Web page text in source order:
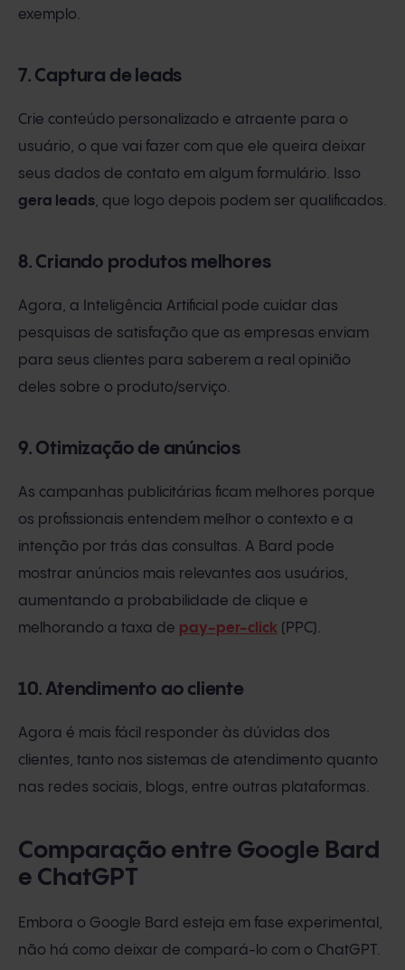
exemplo.
7. Captura de leads
Crie conteúdo personalizado e atraente para o
usuário, o que vai fazer com que ele queira deixar
seus dados de contato em algum formulário. Isso
gera leads, que logo depois podem ser qualificados.
8. Criando produtos melhores
Agora, a Inteligência Artificial pode cuidar das
pesquisas de satisfação que as empresas enviam
para seus clientes para saberem a real opinião
deles sobre o produto/serviço.
9. Otimização de anúncios
As campanhas publicitárias ficam melhores porque
os profissionais entendem melhor o contexto e a
intenção por trás das consultas. A Bard pode
mostrar anúncios mais relevantes aos usuários,
aumentando a probabilidade de clique e
melhorando a taxa de pay-per-click (PPC).
10. Atendimento ao cliente
Agora é mais fácil responder às dúvidas dos
clientes, tanto nos sistemas de atendimento quanto
nas redes sociais, blogs, entre outras plataformas.
Comparação entre Google Bard
e ChatGPT
Embora o Google Bard esteja em fase experimental,
não há como deixar de compará-lo com o ChatGPT.